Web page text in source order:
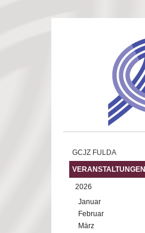
GCJZ FULDA
VERANSTALTUNGEN
2026
Januar
Februar
März